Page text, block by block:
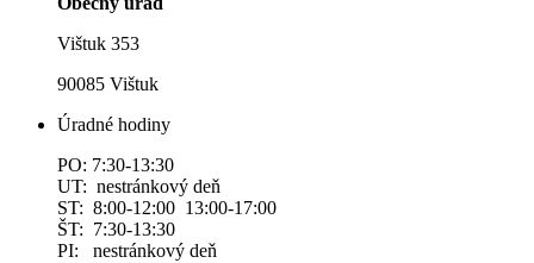
Vištuk 353
90085 Vištuk
Úradné hodiny
PO: 7:30-13:30
UT: nestránkový deň
ST: 8:00-12:00 13:00-17:00
ŠT: 7:30-13:30
PI: nestránkový deň